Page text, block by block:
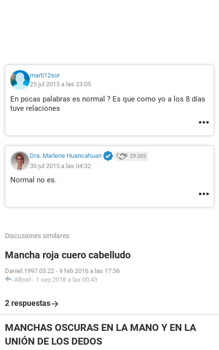
marti12sor
25 jul 2015 a las 23:05
En pocas palabras es normal ? Es que como yo a los 8 días
tuve relaciones
Dra. Marlene Huancahuari 29.005
30 jul 2015 a las 04:32
Normal no es.
Discusiones similares
Mancha roja cuero cabelludo
Daniel.1997.03.22 - 9 feb 2016 a las 17:36
Alljoel - 1 sep 2018 a las 00:43
2 respuestas
MANCHAS OSCURAS EN LA MANO Y EN LA
UNIÓN DE LOS DEDOS